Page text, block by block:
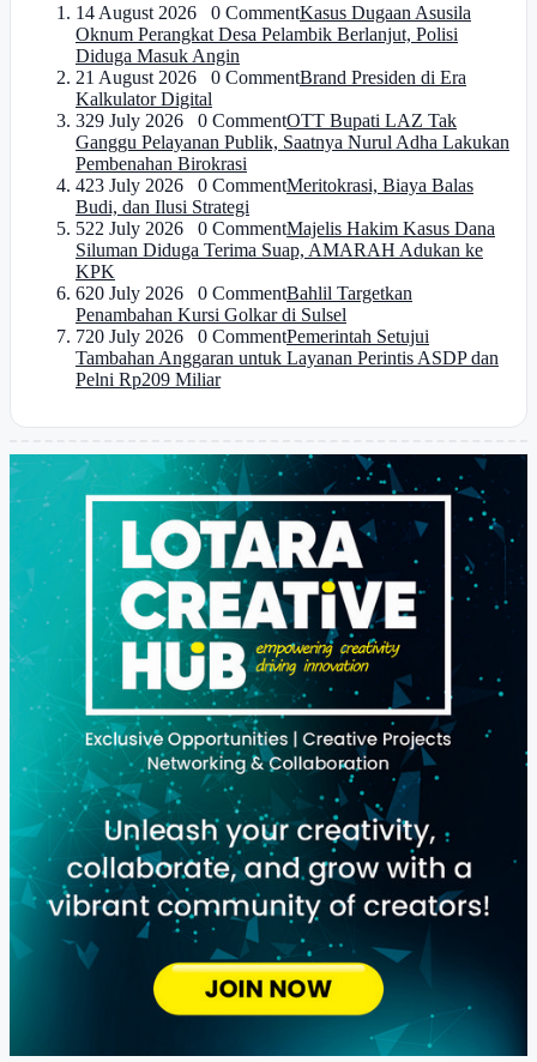
14 August 2026 0 CommentKasus Dugaan Asusila
Oknum Perangkat Desa Pelambik Berlanjut, Polisi
Diduga Masuk Angin
21 August 2026 0 CommentBrand Presiden di Era
Kalkulator Digital
329 July 2026 0 CommentOTT Bupati LAZ Tak
Ganggu Pelayanan Publik, Saatnya Nurul Adha Lakukan
Pembenahan Birokrasi
423 July 2026 0 CommentMeritokrasi, Biaya Balas
Budi, dan Ilusi Strategi
522 July 2026 0 CommentMajelis Hakim Kasus Dana
Siluman Diduga Terima Suap, AMARAH Adukan ke
KPK
620 July 2026 0 CommentBahlil Targetkan
Penambahan Kursi Golkar di Sulsel
720 July 2026 0 CommentPemerintah Setujui
Tambahan Anggaran untuk Layanan Perintis ASDP dan
Pelni Rp209 Miliar